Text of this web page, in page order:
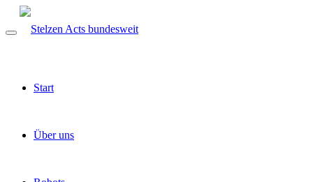
Start
Über uns